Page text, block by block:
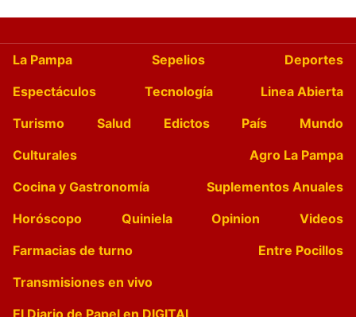
La Pampa Sepelios
Deportes
Espectáculos
Tecnología
Linea Abierta
Turismo
Salud Edictos País
Mundo
Culturales
Agro La Pampa
Cocina y Gastronomía
Suplementos Anuales
Horóscopo
Quiniela Opinion
Videos
Farmacias de turno
Entre Pocillos
Transmisiones en vivo
El Diario de Papel en DIGITAL